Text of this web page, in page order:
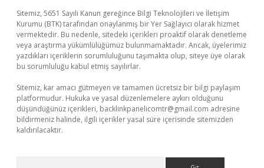
Sitemiz, 5651 Sayılı Kanun gereğince Bilgi Teknolojileri ve İletişim
Kurumu (BTK) tarafından onaylanmış bir Yer Sağlayıcı olarak hizmet
vermektedir. Bu nedenle, sitedeki içerikleri proaktif olarak denetleme
veya araştırma yükümlülüğümüz bulunmamaktadır. Ancak, üyelerimiz
yazdıkları içeriklerin sorumluluğunu taşımakta olup, siteye üye olarak
bu sorumluluğu kabul etmiş sayılırlar.
Sitemiz, kar amacı gütmeyen ve tamamen ücretsiz bir bilgi paylaşım
platformudur. Hukuka ve yasal düzenlemelere aykırı olduğunu
düşündüğünüz içerikleri, backlinkpanelicomtr@gmail.com adresine
bildirmeniz halinde, ilgili içerikler yasal süre içerisinde sitemizden
kaldırılacaktır.